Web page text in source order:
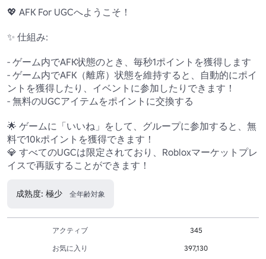
💖 AFK For UGCへようこそ！
✨ 仕組み:
- ゲーム内でAFK状態のとき、毎秒1ポイントを獲得します
- ゲーム内でAFK（離席）状態を維持すると、自動的にポイ
ントを獲得したり、イベントに参加したりできます！
- 無料のUGCアイテムをポイントに交換する
🌟 ゲームに「いいね」をして、グループに参加すると、無
料で10kポイントを獲得できます！
💎 すべてのUGCは限定されており、Robloxマーケットプレ
イスで再販することができます！
成熟度: 極少 全年齢対象
アクティブ
345
お気に入り
397,130